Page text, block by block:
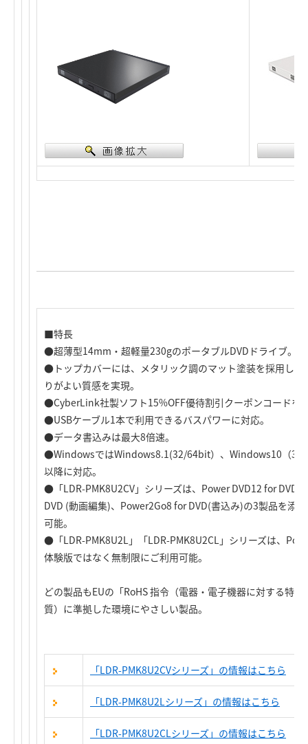
■特長
●超薄型14mm・超軽量230gのポータブルDVDドライブ。
●トップカバーには、メタリック調のマット塗装を採用し
りがよい質感を実現。
●CyberLink社製ソフト15%OFF優待割引クーポンコードを
●USBケーブル1本で利用できるバスパワーに対応。
●データ書込みは最大8倍速。
●WindowsではWindows8.1(32/64bit）、Windows10（32/
以降に対応。
●「LDR-PMK8U2CV」シリーズは、Power DVD12 for
DVD (動画編集)、Power2Go8 for DVD(書込み)の3製品を添
可能。
●「LDR-PMK8U2L」「LDR-PMK8U2CL」シリーズは、
体験版ではなく無制限にご利用可能。
どの製品もEUの「RoHS 指令（電器・電子機器に対する特
質）に準拠した環境にやさしい製品。
「LDR-PMK8U2CVシリーズ」の情報はこちら
「LDR-PMK8U2Lシリーズ」の情報はこちら
「LDR-PMK8U2CLシリーズ」の情報はこちら